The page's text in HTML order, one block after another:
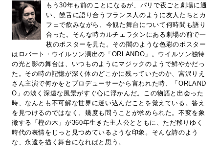
もう30年も前のことになるが、パリで夜ごと劇場に通
い、饒舌に語り合うフランス人のように友人たちとカ
フェで飲みながら、今観た舞台について何時間も語り
合った。そんな時カルチェラタンにある劇場の前で一
枚のポスターを見た。その闇のような色彩のポスター
はロバート・ウイルソン演出の「ORLANDO」。ウイルソン独特
の光と影の舞台は、いつものようにマジックのようで鮮やかだっ
た。その時の記憶が深く体のどこかに残っていたのか、宮沢りえ
さん主演で何かをとプロデューサーから言われた時、「ORLAND
O」の淡く深遠な風景がすぐ心に浮かんだ。この物語と出会った
時、なんとも不可解な世界に迷い込んだことを覚えている。答え
を見つけるのではなく、幾度も問うことが求められた。不変を象
徴する「樫の木」が360年生きた主人公とともに、ただ移りゆく
時代の表情をじっと見つめているような印象。そんな詩のよう
な、永遠を描く舞台になればと思う。